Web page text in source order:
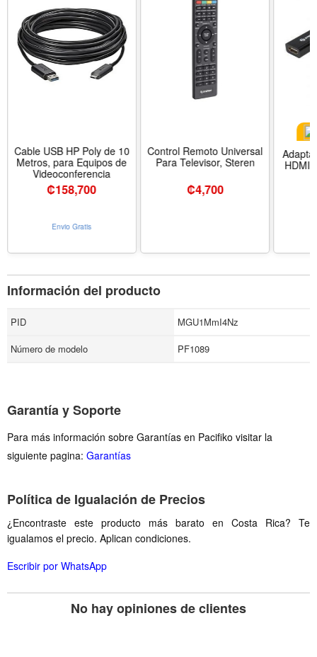
Cable USB HP Poly de 10
Metros, para Equipos de
Videoconferencia
₡158,700
Envio Gratis
Control Remoto Universal
Para Televisor, Steren
₡4,700
HDMI
Información del producto
PID
MGU1MmI4Nz
Número de modelo
PF1089
Garantía y Soporte
Para más información sobre Garantías en Pacifiko visitar la
siguiente pagina: Garantías
Política de Igualación de Precios
¿Encontraste este producto más barato en Costa Rica? Te
igualamos el precio. Aplican condiciones.
Escribir por WhatsApp
No hay opiniones de clientes